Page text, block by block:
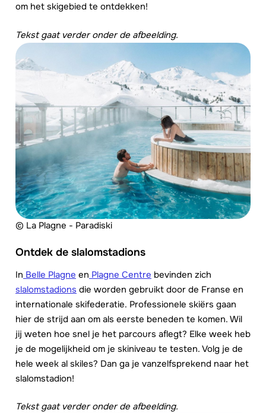
om het skigebied te ontdekken!
Tekst gaat verder onder de afbeelding.
© La Plagne - Paradiski
Ontdek de slalomstadions
In Belle Plagne en Plagne Centre bevinden zich
slalomstadions die worden gebruikt door de Franse en
internationale skifederatie. Professionele skiërs gaan
hier de strijd aan om als eerste beneden te komen. Wil
jij weten hoe snel je het parcours aflegt? Elke week heb
je de mogelijkheid om je skiniveau te testen. Volg je de
hele week al skiles? Dan ga je vanzelfsprekend naar het
slalomstadion!
Tekst gaat verder onder de afbeelding.